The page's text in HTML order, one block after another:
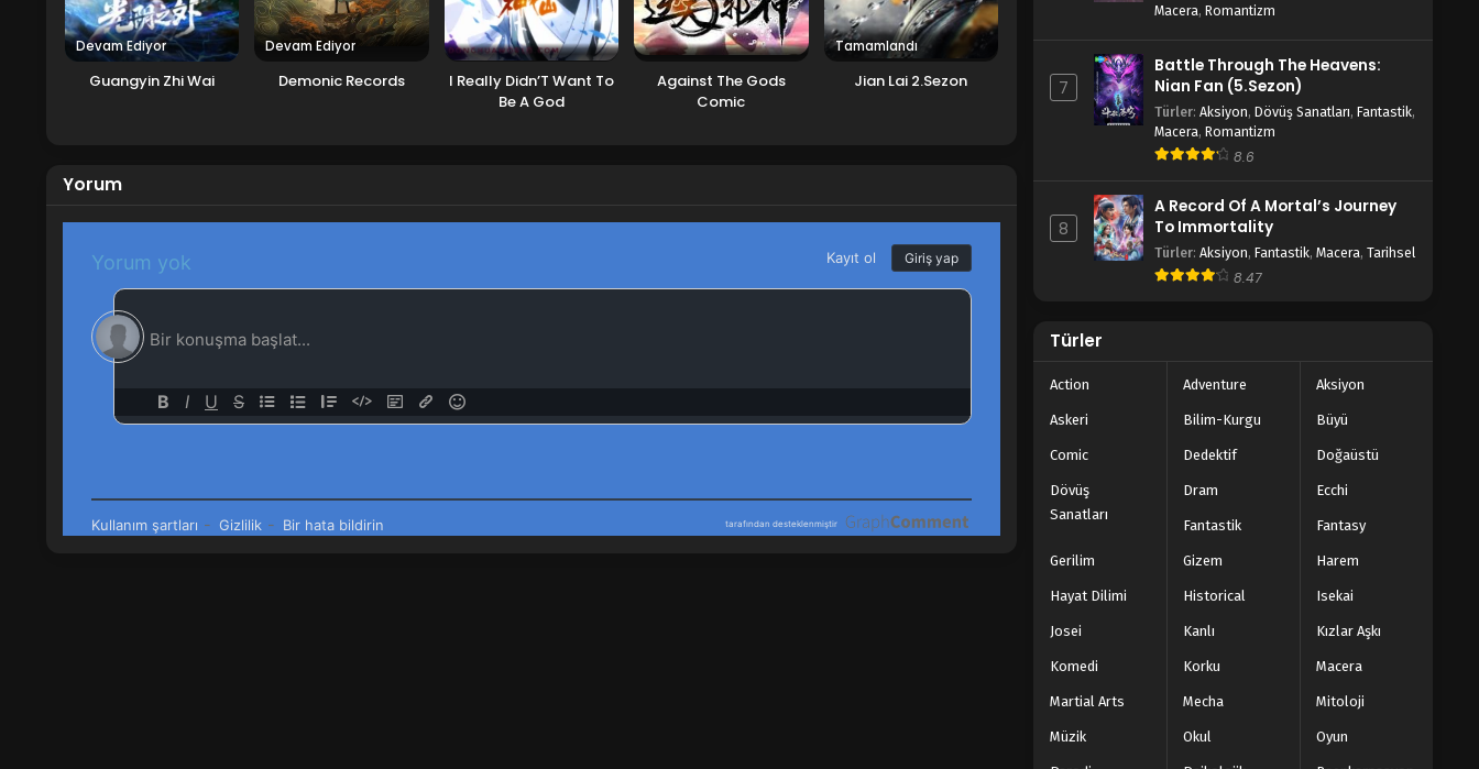
Devam Ediyor
Guangyin Zhi Wai
Devam Ediyor
Demonic Records
I Really Didn’T Want To
Be A God
Against The Gods
Comic
Tamamlandı
Jian Lai 2.Sezon
Yorum
Macera, Romantizm
7
Battle Through The Heavens:
Nian Fan (5.Sezon)
Türler: Aksiyon, Dövüş Sanatları, Fantastik,
Macera, Romantizm
8.6
8
A Record Of A Mortal’s Journey
To Immortality
Türler: Aksiyon, Fantastik, Macera, Tarihsel
8.47
Türler
Action Adventure Aksiyon
Askeri Bilim-Kurgu Büyü
Comic Dedektif Doğaüstü
Dövüş
Sanatları
Dram Ecchi
Fantastik Fantasy
Gerilim Gizem Harem
Hayat Dilimi Historical Isekai
Josei Kanlı Kızlar Aşkı
Komedi Korku Macera
Martial Arts Mecha Mitoloji
Müzik Okul Oyun